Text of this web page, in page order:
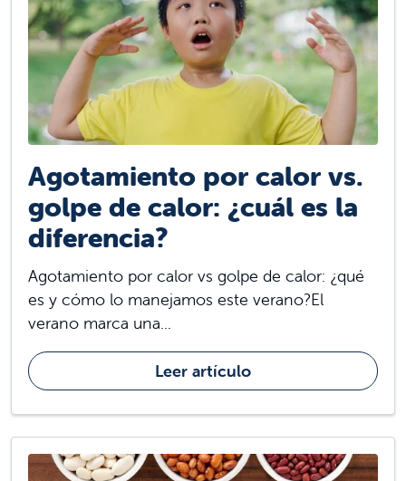
Agotamiento por calor vs.
golpe de calor: ¿cuál es la
diferencia?
Agotamiento por calor vs golpe de calor: ¿qué
es y cómo lo manejamos este verano?El
verano marca una...
Leer artículo